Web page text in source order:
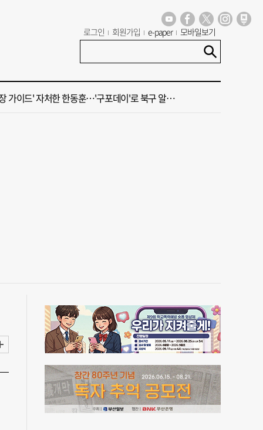
로그인 회원가입 e-paper 모바일보기
했는데, 또"…퇴임 앞두고 가짜 청첩장 뿌린 초등 교장 송치
가이드' 자처한 한동훈…'구포데이'로 북구 알리기 총력
오늘의 운세] 8월 7일(음 6월 25일)